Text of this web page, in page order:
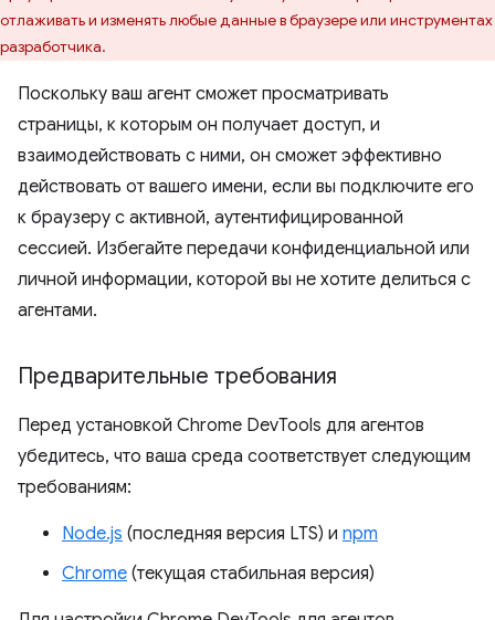
отлаживать и изменять любые данные в браузере или инструментах
разработчика.
Поскольку ваш агент сможет просматривать
страницы, к которым он получает доступ, и
взаимодействовать с ними, он сможет эффективно
действовать от вашего имени, если вы подключите его
к браузеру с активной, аутентифицированной
сессией. Избегайте передачи конфиденциальной или
личной информации, которой вы не хотите делиться с
агентами.
Предварительные требования
Перед установкой Chrome DevTools для агентов
убедитесь, что ваша среда соответствует следующим
требованиям:
Node.js (последняя версия LTS) и npm
Chrome (текущая стабильная версия)